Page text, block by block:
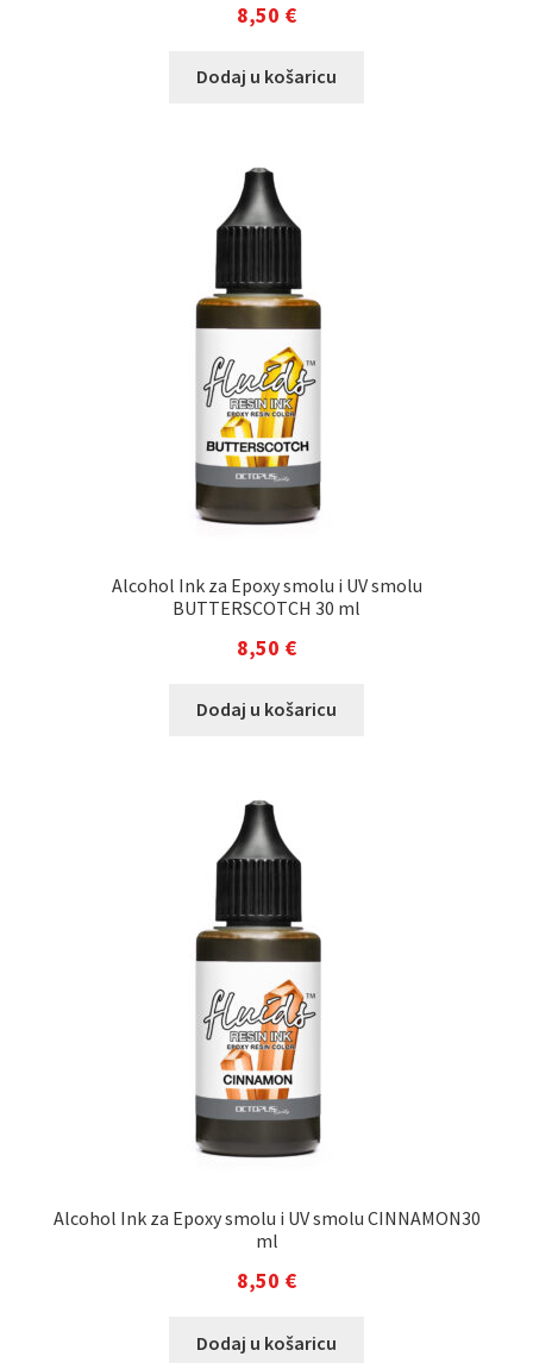
8,50 €
Dodaj u košaricu
Alcohol Ink za Epoxy smolu i UV smolu
BUTTERSCOTCH 30 ml
8,50 €
Dodaj u košaricu
Alcohol Ink za Epoxy smolu i UV smolu CINNAMON30
ml
8,50 €
Dodaj u košaricu